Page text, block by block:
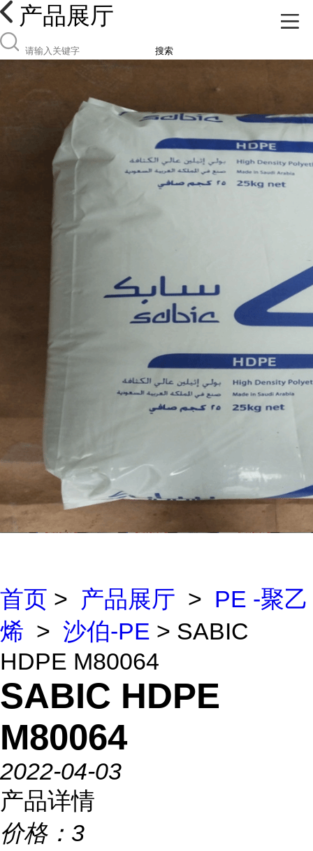
产品展厅
搜索
首页 > 产品展厅 > PE -聚乙
烯 > 沙伯-PE > SABIC
HDPE M80064
SABIC HDPE
M80064
2022-04-03
产品详情
价格： 3